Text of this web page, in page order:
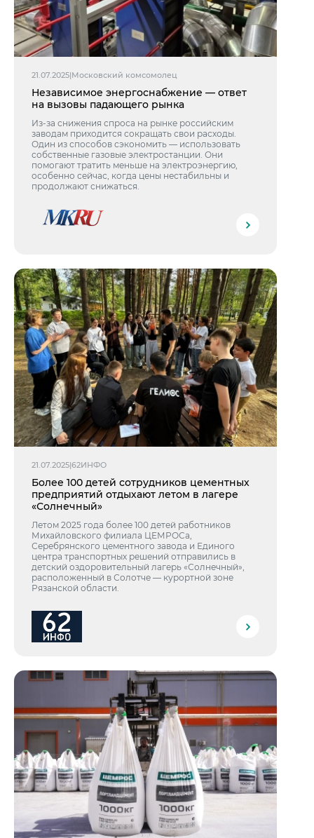
21.07.2025|Московский комсомолец
Независимое энергоснабжение — ответ
на вызовы падающего рынка
Из-за снижения спроса на рынке российским
заводам приходится сокращать свои расходы.
Один из способов сэкономить — использовать
собственные газовые электростанции. Они
помогают тратить меньше на электроэнергию,
особенно сейчас, когда цены нестабильны и
продолжают снижаться.
21.07.2025|62ИНФО
Более 100 детей сотрудников цементных
предприятий отдыхают летом в лагере
«Солнечный»
Летом 2025 года более 100 детей работников
Михайловского филиала ЦЕМРОСа,
Серебрянского цементного завода и Единого
центра транспортных решений отправились в
детский оздоровительный лагерь «Солнечный»,
расположенный в Солотче — курортной зоне
Рязанской области.